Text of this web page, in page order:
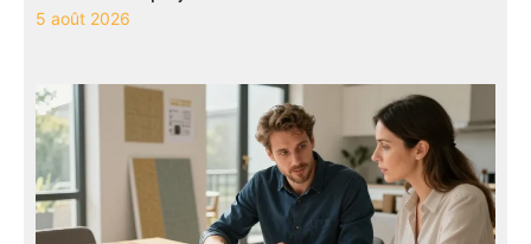
5 août 2026